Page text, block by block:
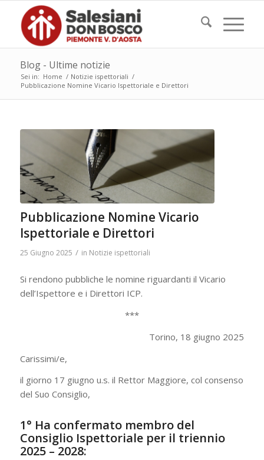
Blog - Ultime notizie
Sei in: Home / Notizie ispettoriali /
Pubblicazione Nomine Vicario Ispettoriale e Direttori
Pubblicazione Nomine Vicario
Ispettoriale e Direttori
25 Giugno 2025 / in Notizie ispettoriali
Si rendono pubbliche le nomine riguardanti il Vicario
dell’Ispettore e i Direttori ICP.
***
Torino, 18 giugno 2025
Carissimi/e,
il giorno 17 giugno u.s. il Rettor Maggiore, col consenso
del Suo Consiglio,
1° Ha confermato membro del
Consiglio Ispettoriale per il triennio
2025 – 2028: